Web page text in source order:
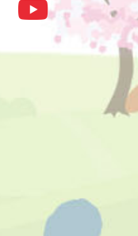
485 Kč